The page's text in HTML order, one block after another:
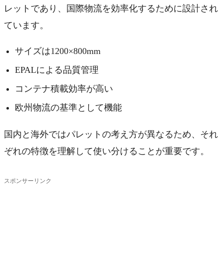
レットであり、国際物流を効率化するために設計され
ています。
サイズは1200×800mm
EPALによる品質管理
コンテナ積載効率が高い
欧州物流の基準として機能
国内と海外ではパレットの考え方が異なるため、それ
ぞれの特徴を理解して使い分けることが重要です。
スポンサーリンク